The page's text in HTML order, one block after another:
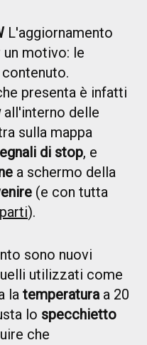
L'aggiornamento
motivo: le
presenta è infatti
all'interno delle
sulla mappa
di stop, e
a schermo della
(e con tutta
).
sono nuovi
utilizzati come
la temperaturaa 20
lo specchietto
che